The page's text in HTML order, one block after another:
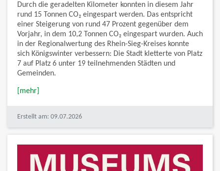
Durch die geradelten Kilometer konnten in diesem Jahr
rund 15 Tonnen CO₂ eingespart werden. Das entspricht
einer Steigerung von rund 47 Prozent gegenüber dem
Vorjahr, in dem 10,2 Tonnen CO₂ eingespart wurden. Auch
in der Regionalwertung des Rhein-Sieg-Kreises konnte
sich Königswinter verbessern: Die Stadt kletterte von Platz
7 auf Platz 6 unter 19 teilnehmenden Städten und
Gemeinden.
[mehr]
Erstellt am: 09.07.2026